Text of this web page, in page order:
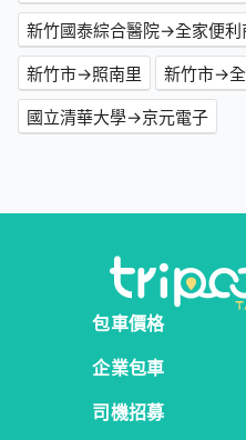
新竹國泰綜合醫院→全家便利
新竹市→照南里
新竹市→
國立清華大學→京元電子
包車價格
企業包車
司機招募